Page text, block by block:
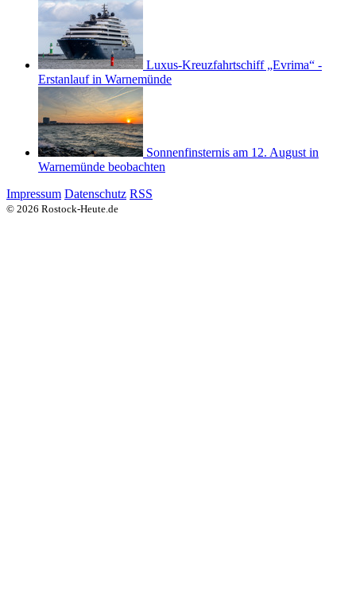
Luxus-Kreuzfahrtschiff „Evrima“ -
Erstanlauf in Warnemünde
Sonnenfinsternis am 12. August in
Warnemünde beobachten
Impressum Datenschutz RSS
© 2026 Rostock-Heute.de